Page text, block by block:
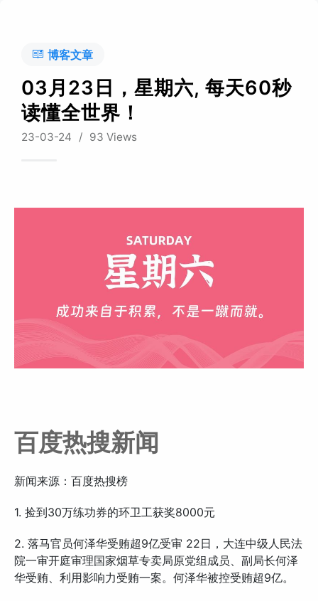
博客文章
03月23日，星期六, 每天60秒
读懂全世界！
23-03-24 / 93 Views
百度热搜新闻
新闻来源：百度热搜榜
1. 捡到30万练功券的环卫工获奖8000元
2. 落马官员何泽华受贿超9亿受审 22日，大连中级人民法
院一审开庭审理国家烟草专卖局原党组成员、副局长何泽
华受贿、利用影响力受贿一案。何泽华被控受贿超9亿。